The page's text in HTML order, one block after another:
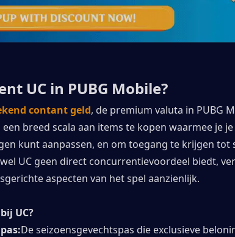
UC in PUBG Mobile?
contant geld, de premium valuta in PUBG
​​breed scala aan items te kopen waarmee je
kunt aanpassen, en om toegang te krijgen tot
UC geen direct concurrentievoordeel biedt,
aspecten van het spel aanzienlijk.
UC?
De seizoensgevechtspas die exclusieve